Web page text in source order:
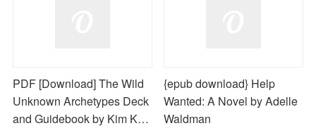
PDF [Download] The Wild
Unknown Archetypes Deck
and Guidebook by Kim K…
{epub download} Help
Wanted: A Novel by Adelle
Waldman